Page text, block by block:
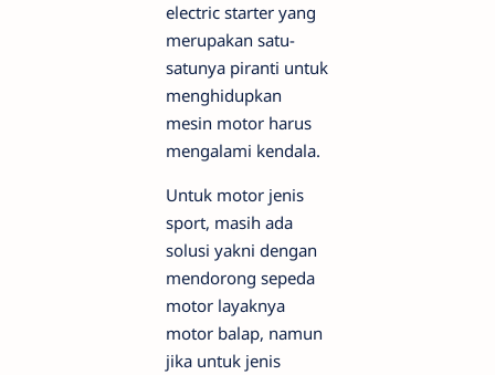
electric starter yang
merupakan satu-
satunya piranti untuk
menghidupkan
mesin motor harus
mengalami kendala.
Untuk motor jenis
sport, masih ada
solusi yakni dengan
mendorong sepeda
motor layaknya
motor balap, namun
jika untuk jenis